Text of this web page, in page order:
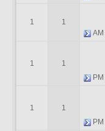
1
1
1
1
1
1